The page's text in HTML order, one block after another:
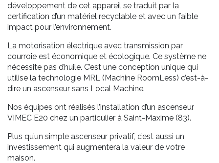
développement de cet appareil se traduit par la
certification d’un matériel recyclable et avec un faible
impact pour l’environnement.
La motorisation électrique avec transmission par
courroie est économique et écologique. Ce système ne
nécessite pas d’huile. C’est une conception unique qui
utilise la technologie MRL (Machine RoomLess) c’est-à-
dire un ascenseur sans Local Machine.
Nos équipes ont réalisés l’installation d’un ascenseur
VIMEC E20 chez un particulier à Saint-Maxime (83).
Plus qu’un simple ascenseur privatif, c’est aussi un
investissement qui augmentera la valeur de votre
maison.